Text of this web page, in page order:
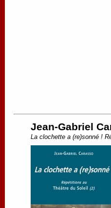
Jean-Gabriel
La clochette a (re)sonné !